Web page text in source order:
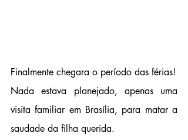
Finalmente chegara o período das férias!
Nada estava planejado, apenas uma
visita familiar em Brasília, para matar a
saudade da filha querida.